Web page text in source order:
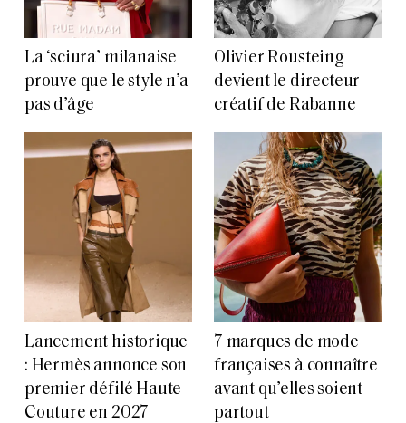
La ‘sciura’ milanaise
prouve que le style n’a
pas d’âge
Olivier Rousteing
devient le directeur
créatif de Rabanne
Lancement historique
: Hermès annonce son
premier défilé Haute
Couture en 2027
7 marques de mode
françaises à connaître
avant qu’elles soient
partout